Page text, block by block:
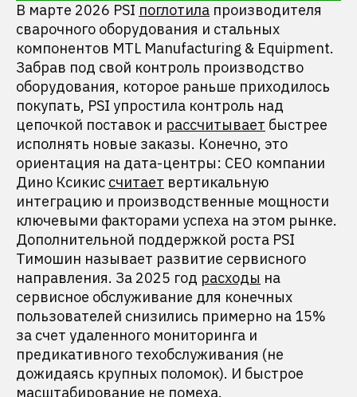
В марте 2026 PSI поглотила производителя
сварочного оборудования и стальных
компонентов MTL Manufacturing & Equipment.
Забрав под свой контроль производство
оборудования, которое раньше приходилось
покупать, PSI упростила контроль над
цепочкой поставок и рассчитывает быстрее
исполнять новые заказы. Конечно, это
ориентация на дата-центры: CEO компании
Дино Ксикис считает вертикальную
интеграцию и производственные мощности
ключевыми факторами успеха на этом рынке.
Дополнительной поддержкой роста PSI
Тимошин называет развитие сервисного
направления. За 2025 год расходы на
сервисное обслуживание для конечных
пользователей снизились примерно на 15%
за счет удаленного мониторинга и
предикативного техобслуживания (не
дожидаясь крупных поломок). И быстрое
масштабирование не помеха.